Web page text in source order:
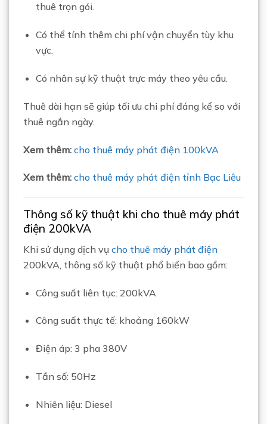
thuê trọn gói.
Có thể tính thêm chi phí vận chuyển tùy khu
vực.
Có nhân sự kỹ thuật trực máy theo yêu cầu.
Thuê dài hạn sẽ giúp tối ưu chi phí đáng kể so với
thuê ngắn ngày.
Xem thêm: cho thuê máy phát điện 100kVA
Xem thêm: cho thuê máy phát điện tỉnh Bạc Liêu
Thông số kỹ thuật khi cho thuê máy phát
điện 200kVA
Khi sử dụng dịch vụ cho thuê máy phát điện
200kVA, thông số kỹ thuật phổ biến bao gồm:
Công suất liên tục: 200kVA
Công suất thực tế: khoảng 160kW
Điện áp: 3 pha 380V
Tần số: 50Hz
Nhiên liệu: Diesel